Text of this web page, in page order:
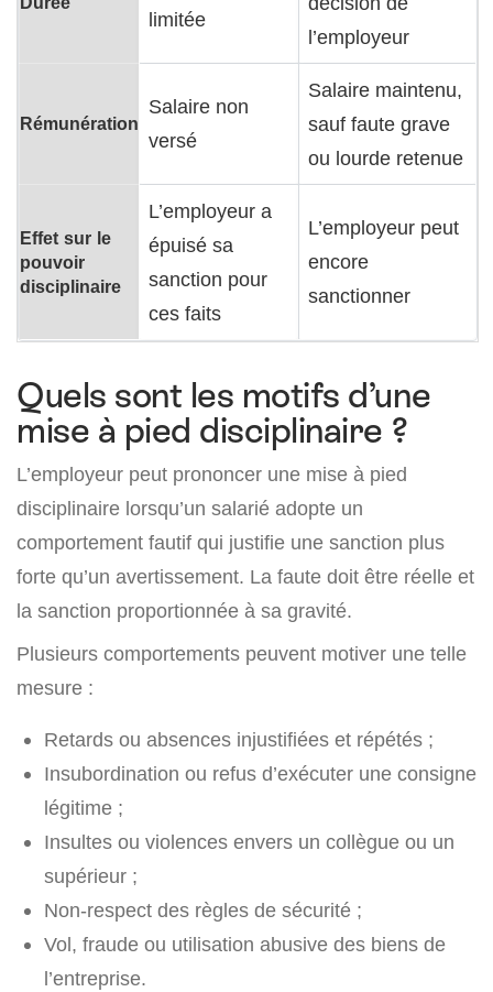
limitée
l’employeur
Rémunération
Salaire non
versé
Salaire maintenu,
sauf faute grave
ou lourde retenue
Effet sur le
pouvoir
disciplinaire
L’employeur a
épuisé sa
sanction pour
ces faits
L’employeur peut
encore
sanctionner
Quels sont les motifs d’une
mise à pied disciplinaire ?
L’employeur peut prononcer une mise à pied
disciplinaire lorsqu’un salarié adopte un
comportement fautif qui justifie une sanction plus
forte qu’un avertissement. La faute doit être réelle et
la sanction proportionnée à sa gravité.
Plusieurs comportements peuvent motiver une telle
mesure :
Retards ou absences injustifiées et répétés ;
Insubordination ou refus d’exécuter une consigne
légitime ;
Insultes ou violences envers un collègue ou un
supérieur ;
Non-respect des règles de sécurité ;
Vol, fraude ou utilisation abusive des biens de
l’entreprise.